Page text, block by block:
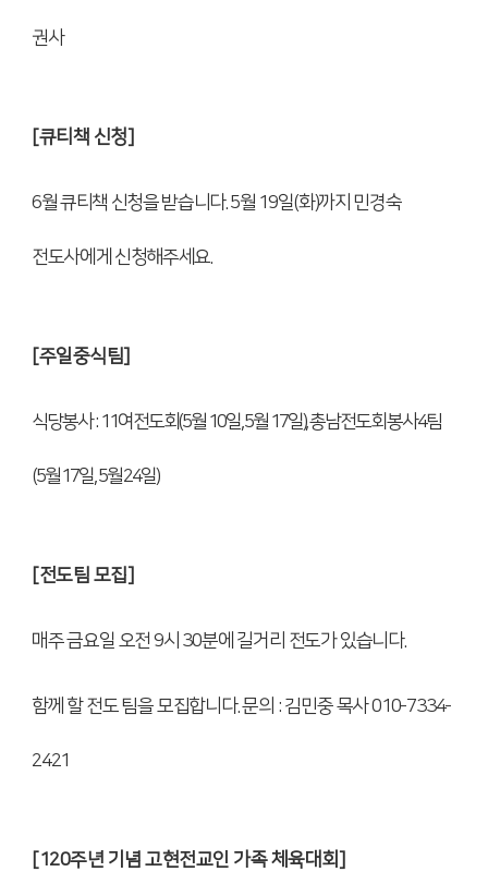
권사
[큐티책 신청]
6월 큐티책 신청을 받습니다. 5월 19일(화)까지 민경숙
전도사에게 신청해주세요.
[주일중식팀]
식당봉사: 11여전도회(5월 10일, 5월 17일),총남전도회 봉사4팀
(5월17일, 5월24일)
[전도팀 모집]
매주 금요일 오전 9시 30분에 길거리 전도가 있습니다.
함께 할 전도 팀을 모집합니다.문의 : 김민중 목사010-7334-
2421
[120주년 기념 고현전교인 가족 체육대회 ]